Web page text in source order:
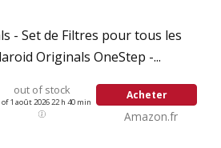
- Set de Filtres pour tous les
Originals OneStep -...
out of stock
of 1 août 2026 22 h 40 min
Acheter
Amazon.fr